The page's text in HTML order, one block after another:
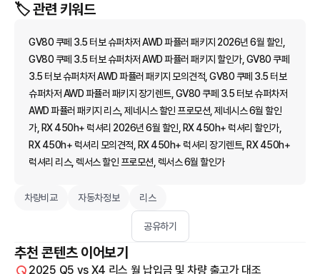
🏷️ 관련 키워드
GV80 쿠페 3.5 터보 슈퍼차저 AWD 파퓰러 패키지 2026년 6월 할인,
GV80 쿠페 3.5 터보 슈퍼차저 AWD 파퓰러 패키지 할인가, GV80 쿠페
3.5 터보 슈퍼차저 AWD 파퓰러 패키지 모의견적, GV80 쿠페 3.5 터보
슈퍼차저 AWD 파퓰러 패키지 장기렌트, GV80 쿠페 3.5 터보 슈퍼차저
AWD 파퓰러 패키지 리스, 제네시스 할인 프로모션, 제네시스 6월 할인
가, RX 450h+ 럭셔리 2026년 6월 할인, RX 450h+ 럭셔리 할인가,
RX 450h+ 럭셔리 모의견적, RX 450h+ 럭셔리 장기렌트, RX 450h+
럭셔리 리스, 렉서스 할인 프로모션, 렉서스 6월 할인가
차량비교 자동차정보 리스
공유하기
추천 콘텐츠 이어보기
2025 Q5 vs X4 리스 월 납입금 및 차량 출고가 대조